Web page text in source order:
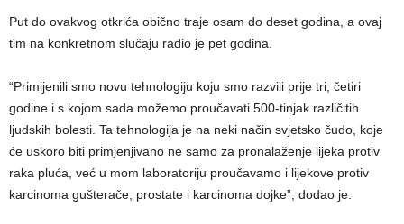
Put do ovakvog otkrića obično traje osam do deset godina, a ovaj
tim na konkretnom slučaju radio je pet godina.
“Primijenili smo novu tehnologiju koju smo razvili prije tri, četiri
godine i s kojom sada možemo proučavati 500-tinjak različitih
ljudskih bolesti. Ta tehnologija je na neki način svjetsko čudo, koje
će uskoro biti primjenjivano ne samo za pronalaženje lijeka protiv
raka pluća, već u mom laboratoriju proučavamo i lijekove protiv
karcinoma gušterače, prostate i karcinoma dojke”, dodao je.